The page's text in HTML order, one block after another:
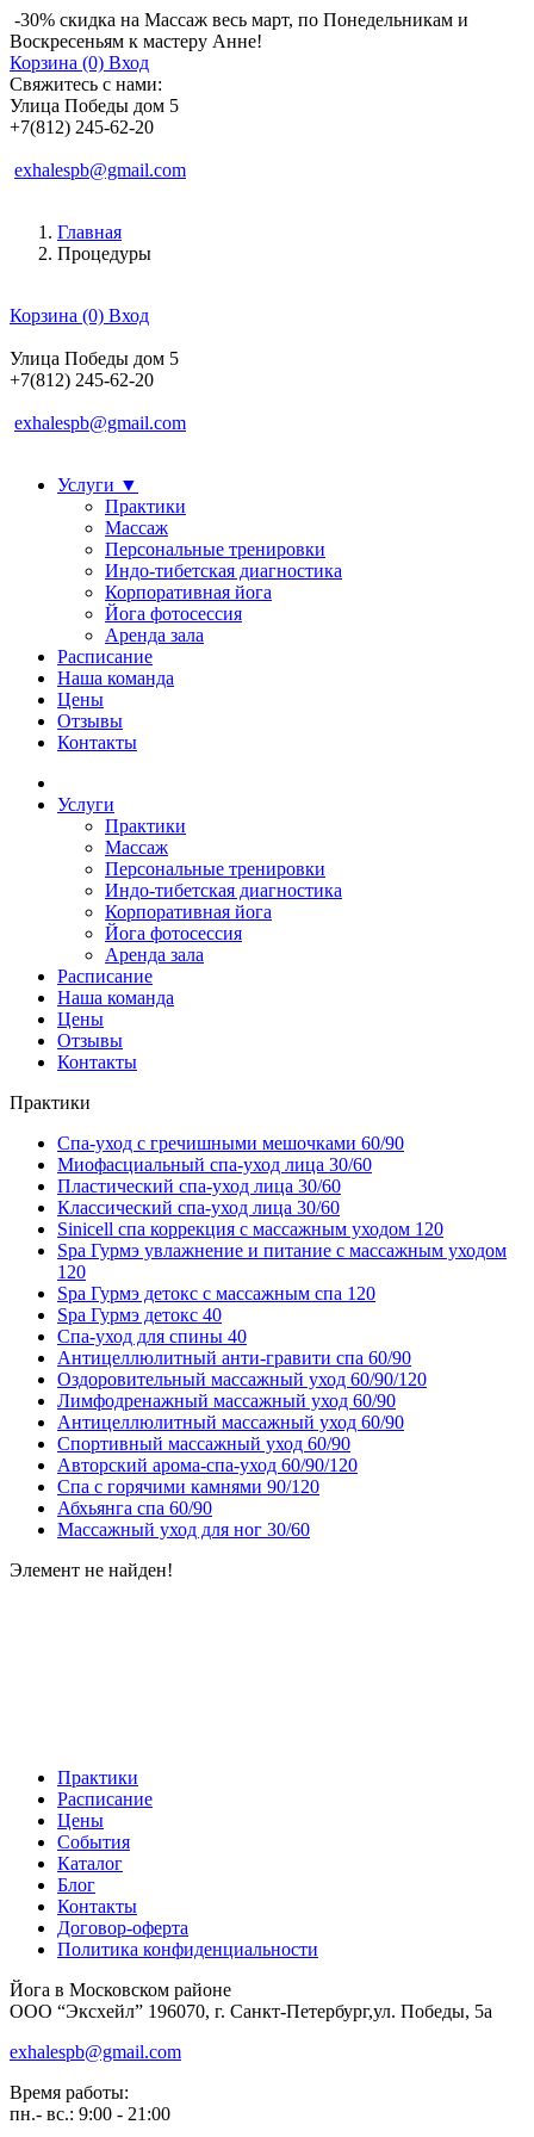
-30% скидка на Массаж весь март, по Понедельникам и
Воскресеньям к мастеру Анне!
Корзина (0) Вход
Свяжитесь с нами:
Улица Победы дом 5
+7(812) 245-62-20
exhalespb@gmail.com
Главная
Процедуры
Корзина (0) Вход
Улица Победы дом 5
+7(812) 245-62-20
exhalespb@gmail.com
Услуги ▼
Практики
Массаж
Персональные тренировки
Индо-тибетская диагностика
Корпоративная йога
Йога фотосессия
Аренда зала
Расписание
Наша команда
Цены
Отзывы
Контакты
Услуги
Практики
Массаж
Персональные тренировки
Индо-тибетская диагностика
Корпоративная йога
Йога фотосессия
Аренда зала
Расписание
Наша команда
Цены
Отзывы
Контакты
Практики
Спа-уход с гречишными мешочками 60/90
Миофасциальный спа-уход лица 30/60
Пластический спа-уход лица 30/60
Классический спа-уход лица 30/60
Sinicell спа коррекция с массажным уходом 120
Spa Гурмэ увлажнение и питание с массажным уходом
120
Spa Гурмэ детокс с массажным спа 120
Spa Гурмэ детокс 40
Спа-уход для спины 40
Антицеллюлитный анти-гравити спа 60/90
Оздоровительный массажный уход 60/90/120
Лимфодренажный массажный уход 60/90
Антицеллюлитный массажный уход 60/90
Спортивный массажный уход 60/90
Авторский арома-спа-уход 60/90/120
Спа с горячими камнями 90/120
Абхьянга спа 60/90
Массажный уход для ног 30/60
Элемент не найден!
Практики
Расписание
Цены
События
Каталог
Блог
Контакты
Договор-оферта
Политика конфиденциальности
Йога в Московском районе
ООО “Эксхейл” 196070, г. Санкт-Петербург,ул. Победы, 5а
exhalespb@gmail.com
Время работы:
пн.- вс.: 9:00 - 21:00